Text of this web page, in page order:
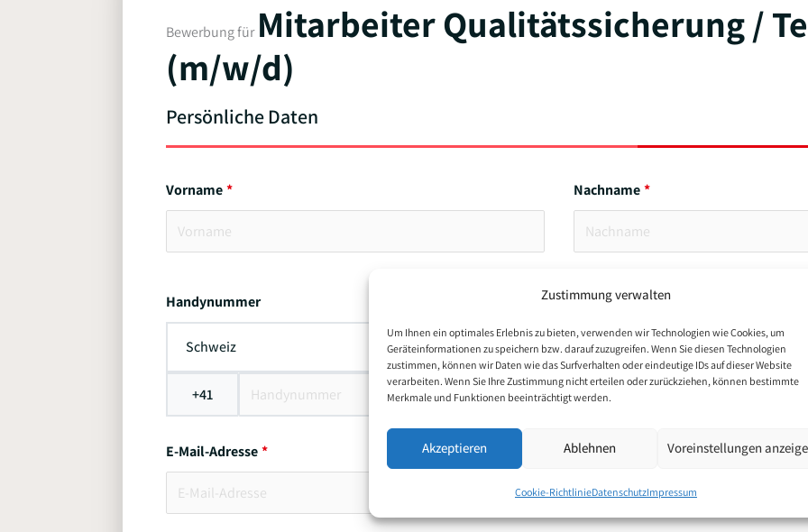
Zustimmung verwalten
Um Ihnen ein optimales Erlebnis zu bieten, verwenden wir Technologien wie Cookies, um
Geräteinformationen zu speichern bzw. darauf zuzugreifen. Wenn Sie diesen Technologien
zustimmen, können wir Daten wie das Surfverhalten oder eindeutige IDs auf dieser Website
verarbeiten. Wenn Sie Ihre Zustimmung nicht erteilen oder zurückziehen, können bestimmte
Merkmale und Funktionen beeinträchtigt werden.
Akzeptieren Ablehnen Voreinstellungen
Cookie-RichtlinieDatenschutzImpressum
Bewerbung für Mitarbeiter Qualitätssicherung /
(m/w/d)
Persönliche Daten
Vorname Nachname
Handynummer
Schweiz
+41
E-Mail-Adresse